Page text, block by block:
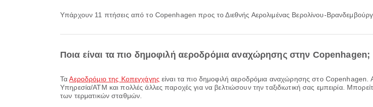
Υπάρχουν 11 πτήσεις από το Copenhagen προς το Διεθνής Αερολιμένας Βερολίνου-
Ποια είναι τα πιο δημοφιλή αεροδρόμια αναχώρησης στην Copenhagen;
ΤαΑεροδρόμιο της Κοπεγχάγης είναι τα πιο δημοφιλή αεροδρόμια αναχώρησης στο
Υπηρεσία/ΑΤΜ και πολλές άλλες παροχές για να βελτιώσουν την ταξιδιωτική σας εμπειρία.
των τερματικών σταθμών.